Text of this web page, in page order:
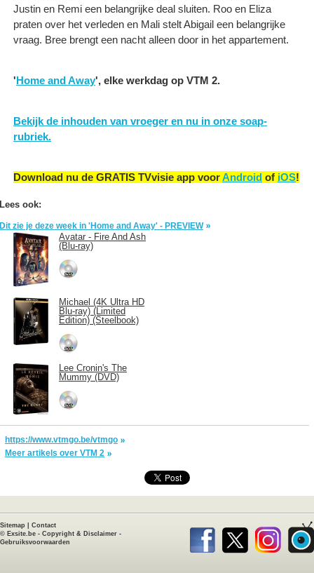
Justin en Remi een belangrijke deal sluiten. Roo en Eliza
praten over het verleden en Mali stelt Abigail een belangrijke
vraag. Bree brengt een nacht alleen door in het appartement.
'Home and Away', elke werkdag op VTM 2.
Bekijk de inhouden van vroeger en nu in onze soap-
rubriek.
Download nu de GRATIS TVvisie app voorAndroid of iOS!
Lees ook:
Dit zie je deze week in 'Home and Away' - PREVIEW
Avatar - Fire And Ash
(Blu-ray)
Michael (4K Ultra HD
Blu-ray) (Limited
Edition) (Steelbook)
Lee Cronin's The
Mummy (DVD)
https://www.vtmgo.be/vtmgo
Meer artikels over VTM 2
Sitemap
Contact
© Exsite.be - Copyright & Disclaimer -
Gebruiksvoorwaarden